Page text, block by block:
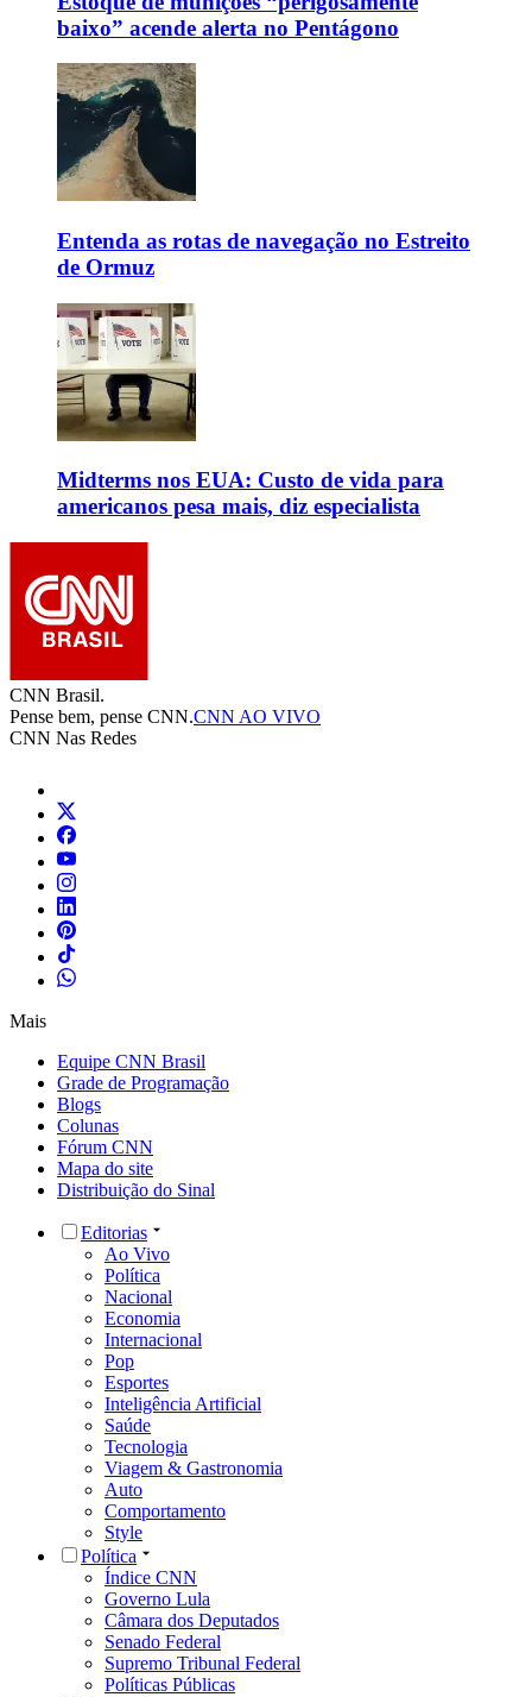
baixo” acende alerta no Pentágono
Entenda as rotas de navegação no Estreito
de Ormuz
Midterms nos EUA: Custo de vida para
americanos pesa mais, diz especialista
CNN Brasil.
Pense bem, pense CNN.CNN AO VIVO
CNN Nas Redes
Mais
Equipe CNN Brasil
Grade de Programação
Blogs
Colunas
Fórum CNN
Mapa do site
Distribuição do Sinal
Editorias
Ao Vivo
Política
Nacional
Economia
Internacional
Pop
Esportes
Inteligência Artificial
Saúde
Tecnologia
Viagem & Gastronomia
Auto
Comportamento
Style
Política
Índice CNN
Governo Lula
Câmara dos Deputados
Senado Federal
Supremo Tribunal Federal
Políticas Públicas